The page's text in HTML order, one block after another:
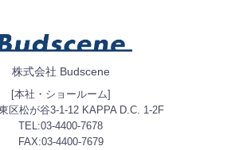
株式会社 Budscene
[本社・ショールーム]
区松が谷3-1-12 KAPPA D.C. 1-2F
TEL:03-4400-7678
FAX:03-4400-7679